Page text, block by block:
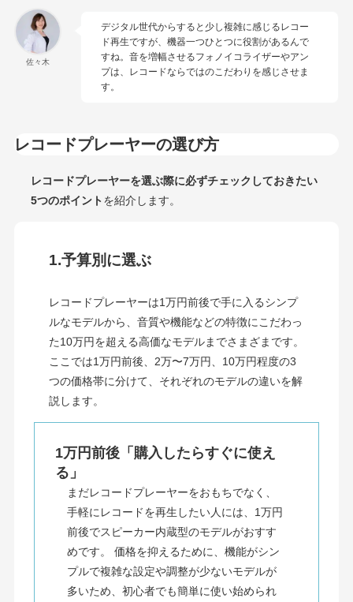
佐々木
デジタル世代からすると少し複雑に感じるレコー
ド再生ですが、機器一つひとつに役割があるんで
すね。音を増幅させるフォノイコライザーやアン
プは、レコードならではのこだわりを感じさせま
す。
レコードプレーヤーの選び方
レコードプレーヤーを選ぶ際に必ずチェックしておきたい
5つのポイントを紹介します。
1.予算別に選ぶ
レコードプレーヤーは1万円前後で手に入るシンプ
ルなモデルから、音質や機能などの特徴にこだわっ
た10万円を超える高価なモデルまでさまざまです。
ここでは1万円前後、2万〜7万円、10万円程度の3
つの価格帯に分けて、それぞれのモデルの違いを解
説します。
1万円前後「購入したらすぐに使え
る」
まだレコードプレーヤーをおもちでなく、
手軽にレコードを再生したい人には、1万円
前後でスピーカー内蔵型のモデルがおすす
めです。 価格を抑えるために、機能がシン
プルで複雑な設定や調整が少ないモデルが
多いため、初心者でも簡単に使い始められ